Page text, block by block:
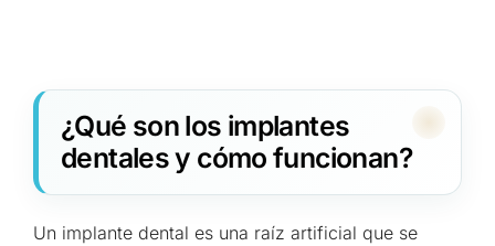
¿Qué son los implantes
dentales y cómo funcionan?
Un implante dental es una raíz artificial que se